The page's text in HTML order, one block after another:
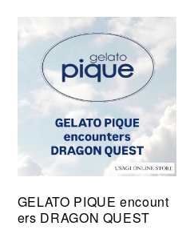
GELATO PIQUE encount
ers DRAGON QUEST